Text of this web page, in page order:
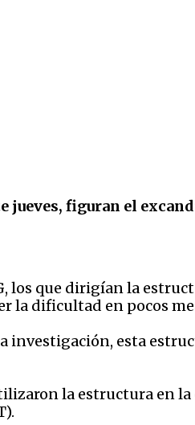
jueves, figuran el
los que dirigían la
la dificultad en pocos
investigación, esta
la estructura en